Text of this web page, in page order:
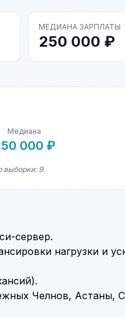
МЕДИАНА ЗАРПЛАТЫ
250 000 ₽
Медиана
000 ₽
выборки: 9.
сервер.
нагрузки и
Челнов, Астаны,